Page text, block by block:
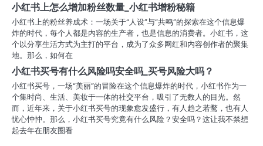
小红书上怎么增加粉丝数量_小红书增粉秘籍
小红书上的粉丝养成术：一场关于“人设”与“共鸣”的探索在这个信息爆
炸的时代，每个人都是内容的生产者，也是信息的消费者。小红书，这
个以分享生活方式为主打的平台，成为了众多网红和内容创作者的聚集
地。那么，如何在
小红书买号有什么风险吗安全吗_买号风险大吗？
小红书买号，一场“美丽”的冒险在这个信息爆炸的时代，小红书作为一
个集时尚、生活、美妆于一体的社交平台，吸引了无数人的目光。然
而，近年来，关于小红书买号的现象愈发盛行，有人趋之若鹜，也有人
忧心忡忡。那么，小红书买号究竟有什么风险？安全吗？这让我不禁想
起去年在朋友圈看